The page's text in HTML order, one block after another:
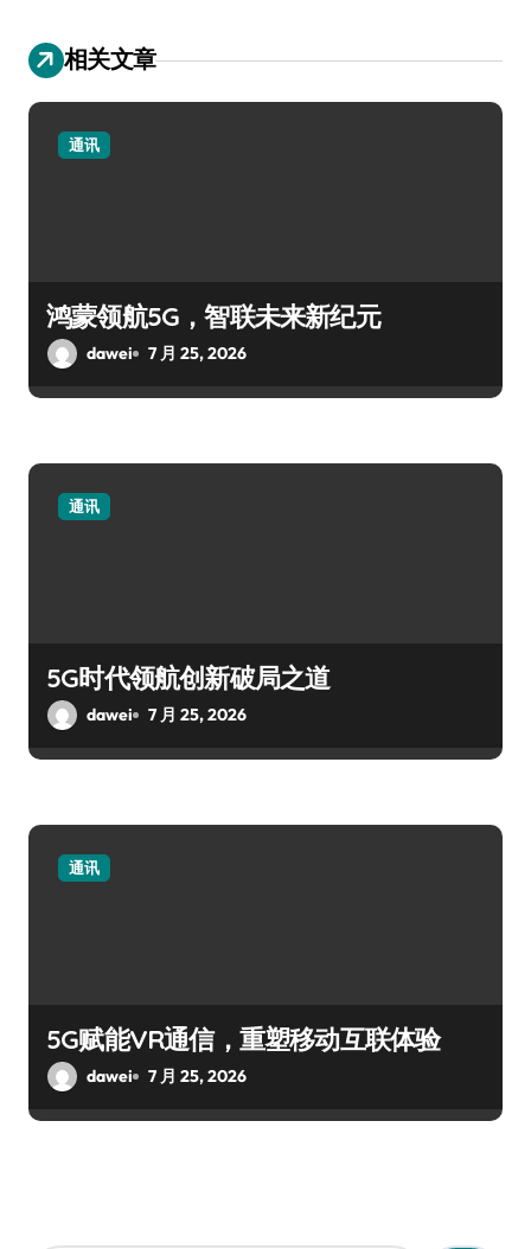
相关文章
通讯
鸿蒙领航5G，智联未来新纪元
dawei 7 月 25, 2026
通讯
5G时代领航创新破局之道
dawei 7 月 25, 2026
通讯
5G赋能VR通信，重塑移动互联体验
dawei 7 月 25, 2026